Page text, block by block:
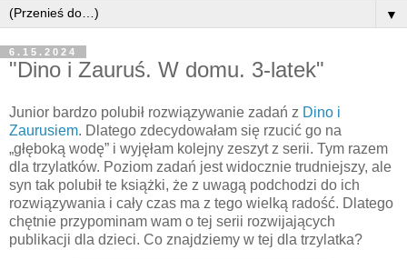
▼
6.15.2024
"Dino i Zauruś. W domu. 3-latek"
Junior bardzo polubił rozwiązywanie zadań z Dino i
Zaurusiem. Dlatego zdecydowałam się rzucić go na
„głęboką wodę” i wyjęłam kolejny zeszyt z serii. Tym razem
dla trzylatków. Poziom zadań jest widocznie trudniejszy, ale
syn tak polubił te książki, że z uwagą podchodzi do ich
rozwiązywania i cały czas ma z tego wielką radość. Dlatego
chętnie przypominam wam o tej serii rozwijających
publikacji dla dzieci. Co znajdziemy w tej dla trzylatka?